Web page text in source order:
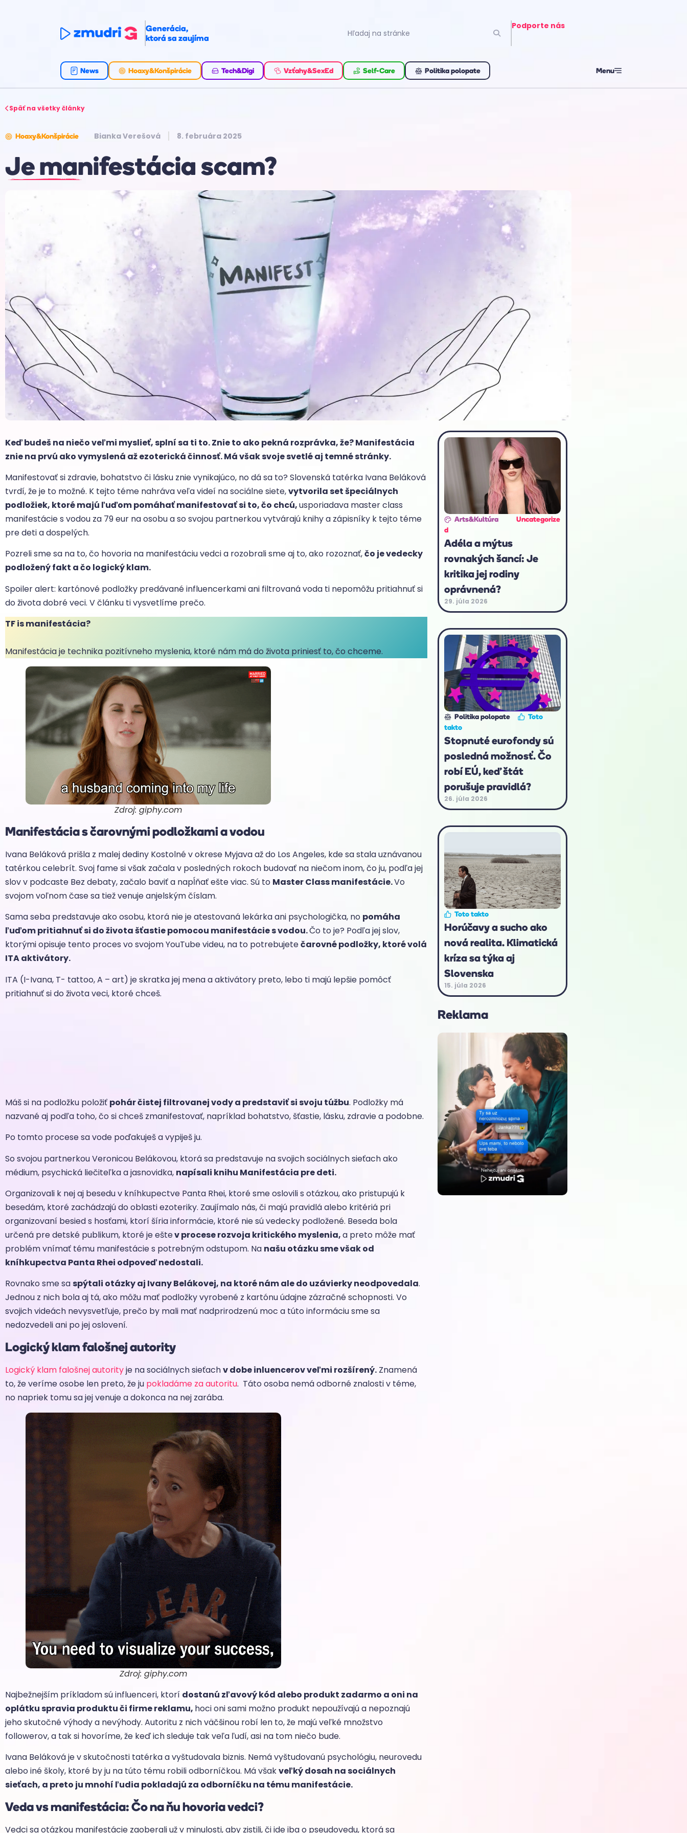
Generácia,
ktorá sa zaujíma
Podporte nás
News Hoaxy&Konšpirácie Tech&Digi Vzťahy&SexEd Self-Care Politika polopate Menu
Späť na všetky články
Hoaxy&Konšpirácie Bianka Verešová 8. februára 2025
Je manifestácia scam?
Keď budeš na niečo veľmi myslieť, splní sa ti to. Znie to ako pekná rozprávka, že? Manifestácia
znie na prvú ako vymyslená až ezoterická činnosť. Má však svoje svetlé aj temné stránky.
Manifestovať si zdravie, bohatstvo či lásku znie vynikajúco, no dá sa to? Slovenská tatérka Ivana Beláková
tvrdí, že je to možné. K tejto téme nahráva veľa videí na sociálne siete,vytvorila set špeciálnych
podložiek, ktoré majú ľuďom pomáhať manifestovať si to, čo chcú,usporiadava master class
manifestácie s vodou za 79 eur na osobu a so svojou partnerkou vytvárajú knihy a zápisníky k tejto téme
pre deti a dospelých.
Pozreli sme sa na to, čo hovoria na manifestáciu vedci a rozobrali sme aj to, ako rozoznať,čo je vedecky
podložený fakt a čo logický klam.
Spoiler alert: kartónové podložky predávané influencerkami ani filtrovaná voda ti nepomôžu pritiahnuť si
do života dobré veci. V článku ti vysvetlíme prečo.
TF is manifestácia?
Manifestácia je technika pozitívneho myslenia, ktoré nám má do života priniesť to, čo chceme.
Zdroj: giphy.com
Manifestácia s čarovnými podložkami a vodou
Ivana Beláková prišla z malej dediny Kostolné v okrese Myjava až do Los Angeles, kde sa stala uznávanou
tatérkou celebrít. Svoj fame si však začala v posledných rokoch budovať na niečom inom, čo ju, podľa jej
slov v podcaste Bez debaty, začalo baviť a napĺňať ešte viac. Sú to Master Class manifestácie.Vo
svojom voľnom čase sa tiež venuje anjelským číslam.
Sama seba predstavuje ako osobu, ktorá nie je atestovaná lekárka ani psychologička, no pomáha
ľuďom pritiahnuť si do života šťastie pomocou manifestácie s vodou.Čo to je? Podľa jej slov,
ktorými opisuje tento proces vo svojom YouTube videu, na to potrebujetečarovné podložky, ktoré volá
ITA aktivátory.
ITA (I-Ivana, T- tattoo, A – art) je skratka jej mena a aktivátory preto, lebo ti majú lepšie pomôcť
pritiahnuť si do života veci, ktoré chceš.
Máš si na podložku položiť pohár čistej filtrovanej vody a predstaviť si svoju túžbu. Podložky má
nazvané aj podľa toho, čo si chceš zmanifestovať, napríklad bohatstvo, šťastie, lásku, zdravie a podobne.
Po tomto procese sa vode poďakuješ a vypiješ ju.
So svojou partnerkou Veronicou Belákovou, ktorá sa predstavuje na svojich sociálnych sieťach ako
médium, psychická liečiteľka a jasnovidka, napísali knihu Manifestácia pre deti.
Organizovali k nej aj besedu v kníhkupectve Panta Rhei, ktoré sme oslovili s otázkou, ako pristupujú k
besedám, ktoré zachádzajú do oblasti ezoteriky. Zaujímalo nás, či majú pravidlá alebo kritériá pri
organizovaní besied s hosťami, ktorí šíria informácie, ktoré nie sú vedecky podložené. Beseda bola
určená pre detské publikum, ktoré je eštev procese rozvoja kritického myslenia,a preto môže mať
problém vnímať tému manifestácie s potrebným odstupom. Na našu otázku sme však od
kníhkupectva Panta Rhei odpoveď nedostali.
Rovnako sme sa spýtali otázky aj Ivany Belákovej, na ktoré nám ale do uzávierky neodpovedala.
Jednou z nich bola aj tá, ako môžu mať podložky vyrobené z kartónu údajne zázračné schopnosti. Vo
svojich videách nevysvetľuje, prečo by mali mať nadprirodzenú moc a túto informáciu sme sa
nedozvedeli ani po jej oslovení.
Logický klam falošnej autority
Logický klam falošnej autorityje na sociálnych sieťachv dobe inluencerov veľmi rozšírený. Znamená
to, že veríme osobe len preto, že ju pokladáme za autoritu. Táto osoba nemá odborné znalosti v téme,
no napriek tomu sa jej venuje a dokonca na nej zarába.
Zdroj: giphy.com
Najbežnejším príkladom sú influenceri, ktorí dostanú zľavový kód alebo produkt zadarmo a oni na
oplátku spravia produktu či firme reklamu, hoci oni sami možno produkt nepoužívajú a nepoznajú
jeho skutočné výhody a nevýhody. Autoritu z nich väčšinou robí len to, že majú veľké množstvo
followerov, a tak si hovoríme, že keď ich sleduje tak veľa ľudí, asi na tom niečo bude.
Ivana Beláková je v skutočnosti tatérka a vyštudovala biznis. Nemá vyštudovanú psychológiu, neurovedu
alebo iné školy, ktoré by ju na túto tému robili odborníčkou. Má všakveľký dosah na sociálnych
sieťach, a preto ju mnohí ľudia pokladajú za odborníčku na tému manifestácie.
Veda vs manifestácia: Čo na ňu hovoria vedci?
Vedci sa otázkou manifestácie zaoberali už v minulosti, aby zistili, či ide iba o pseudovedu, ktorá sa
Arts&Kultúra
Uncategorize
d
Adéla a mýtus
rovnakých šancí: Je
kritika jej rodiny
oprávnená?
29. júla 2026
Politika polopate
Toto
takto
Stopnuté eurofondy sú
posledná možnosť. Čo
robí EÚ, keď štát
porušuje pravidlá?
26. júla 2026
Toto takto
Horúčavy a sucho ako
nová realita. Klimatická
kríza sa týka aj
Slovenska
15. júla 2026
Reklama